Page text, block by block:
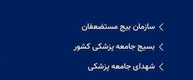
سازمان بیج مستضعفان
بسیج جامعه پزشکی کشور
شهدای جامعه پزشکی